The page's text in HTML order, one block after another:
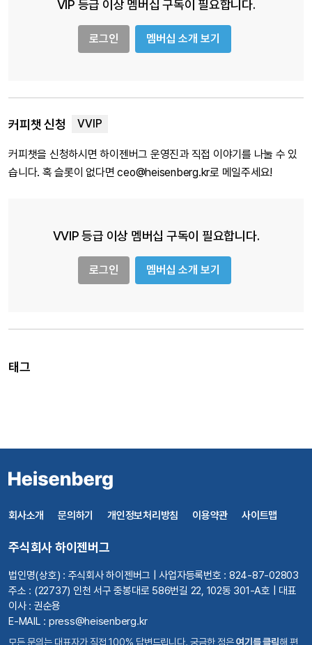
VIP 등급 이상 멤버십 구독이 필요합니다.
로그인 멤버십 소개 보기
커피챗 신청
커피챗을 신청하시면 하이젠버그 운영진과 직접 이야기를 나눌 수 있
습니다. 혹 슬롯이 없다면 ceo@heisenberg.kr로 메일주세요!
VVIP 등급 이상 멤버십 구독이 필요합니다.
로그인 멤버십 소개 보기
태그
회사소개 문의하기 개인정보처리방침 이용약관 사이트맵
주식회사 하이젠버그
법인명(상호) : 주식회사 하이젠버그 | 사업자등록번호 : 824-87-02803
주소 : (22737) 인천 서구 중봉대로 586번길 22, 102동 301-A호 | 대표
이사 : 권순용
E-MAIL : press@heisenberg.kr
모든 문의는 대표자가 직접 100% 답변드립니다. 궁금한 점은여기를 클릭해 편